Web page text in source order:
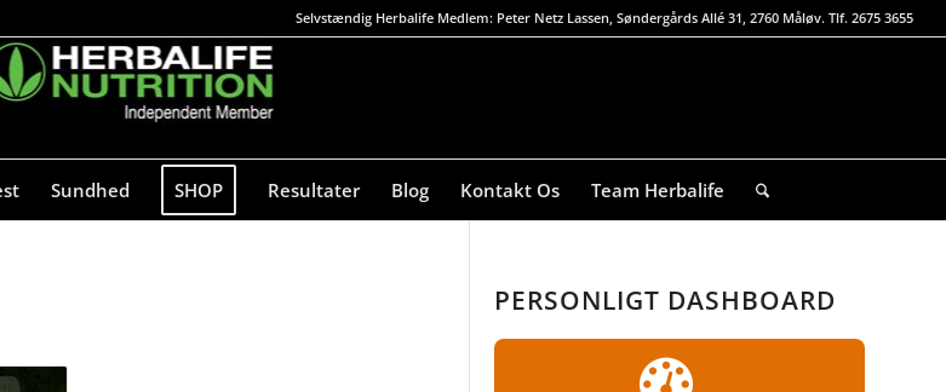
Selvstændig Herbalife Medlem: Peter Netz Lassen, Søndergårds Allé 31, 2760 Måløv. Tlf. 2675 3655
Sundhed SHOP Resultater Blog Kontakt Os Team Herbalife
PERSONLIGT DASHBOARD